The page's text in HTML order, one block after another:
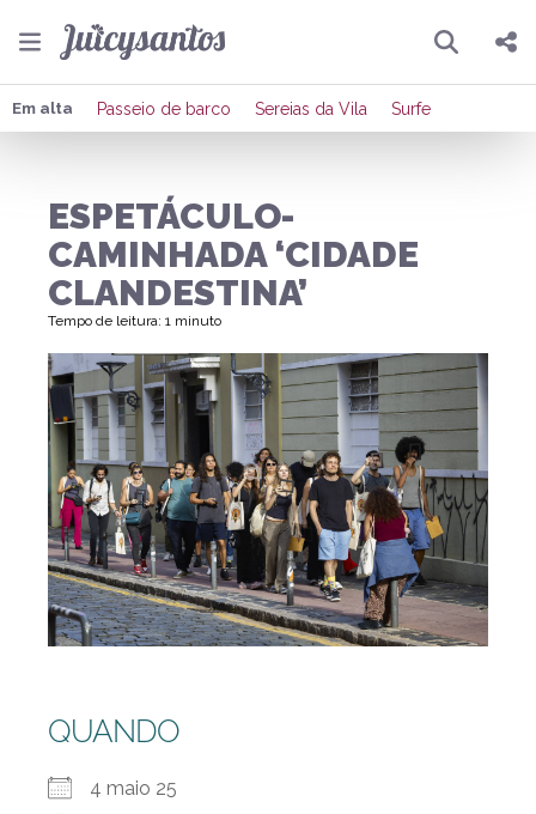
Pesquisar
Compartilhar
Em alta Passeio de barco Sereias da Vila Surfe
ESPETÁCULO-
CAMINHADA ‘CIDADE
CLANDESTINA’
Tempo de leitura: 1 minuto
QUANDO
4 maio 25